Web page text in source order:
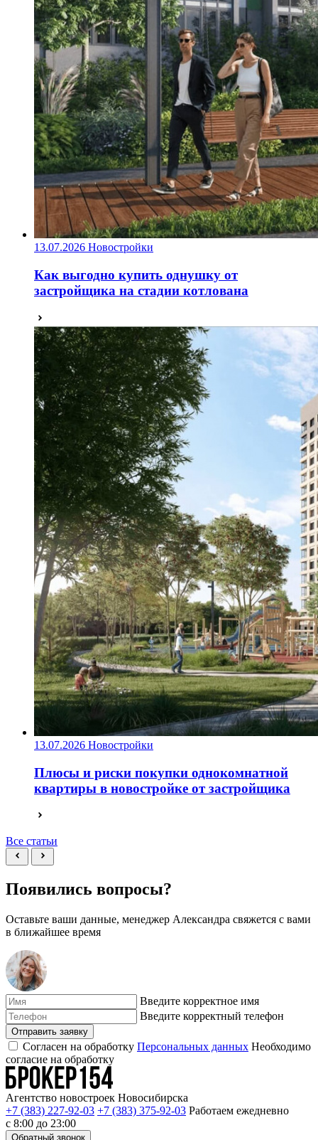
13.07.2026 Новостройки
Как выгодно купить однушку от
застройщика на стадии котлована
13.07.2026 Новостройки
Плюсы и риски покупки однокомнатной
квартиры в новостройке от застройщика
Все статьи
Появились вопросы?
Оставьте ваши данные, менеджер Александра свяжется с вами
в ближайшее время
Введите корректное имя
Введите корректный телефон
Отправить заявку
Согласен на обработку Персональных данных Необходимо
согласие на обработку
Агентство новостроек Новосибирска
+7 (383) 227-92-03 +7 (383) 375-92-03 Работаем ежедневно
с 8:00 до 23:00
Обратный звонок